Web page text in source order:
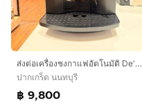
ส่งต่อเครื่องชงกาแฟอัตโนมัติ De'Longhi Caffe Corso (รุ่น ESAM2600) รุ่นยอดนิยม Made in Italy ตัวเครื่องดีไซน์คลาสสิก สภาพสวยมาก
ปากเกร็ด นนทบุรี
฿ 9,800